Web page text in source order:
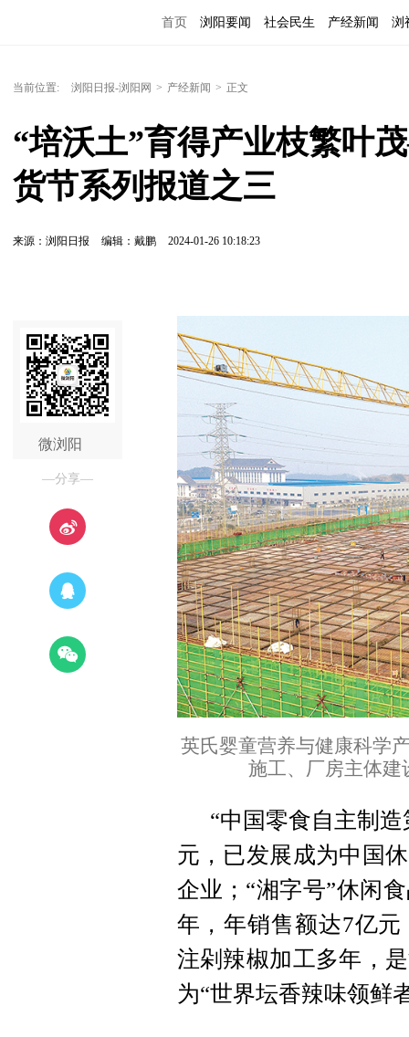
首页 浏阳要闻 社会民生 产经新闻 浏
当前位置: 浏阳日报-浏阳网 > 产经新闻 > 正文
“培沃土”育得产业枝繁叶
货节系列报道之三
来源：浏阳日报 编辑：戴鹏 2024-01-26 10:18:23
微浏阳
—分享—
英氏婴童营养与健康科学
施工、厂房主体建
“中国零食自主制
元，已发展成为中国
企业；“湘字号”休闲
年，年销售额达7亿
注剁辣椒加工多年，
为“世界坛香辣味领